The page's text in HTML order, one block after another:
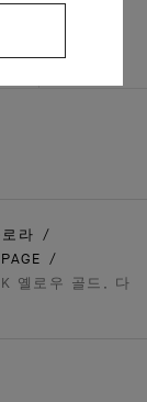
라
옐로우 골드, 다